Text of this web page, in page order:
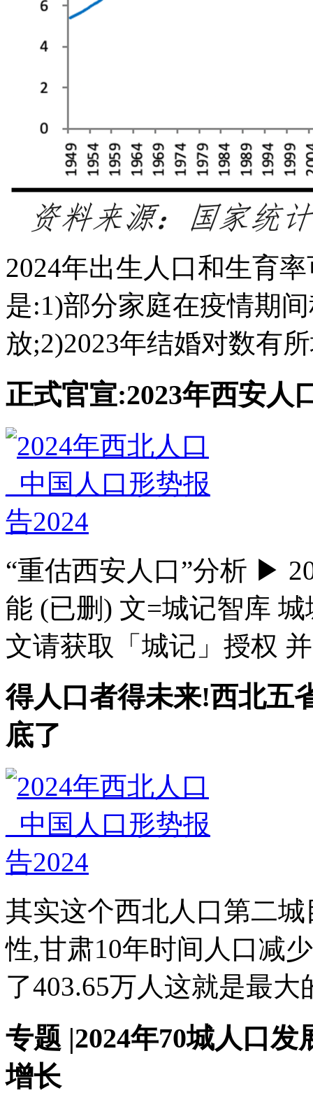
2024年出生人口和生育
是:1)部分家庭在疫情期
放;2)2023年结婚对数有
正式官宣:2023年西安
“重估西安人口”分析 ▶
能 (已删) 文=城记智库
文请获取「城记」授权
得人口者得未来!西北五
底了
其实这个西北人口第二
性,甘肃10年时间人口减
了403.65万人这就是最
专题 |2024年70城人口
增长